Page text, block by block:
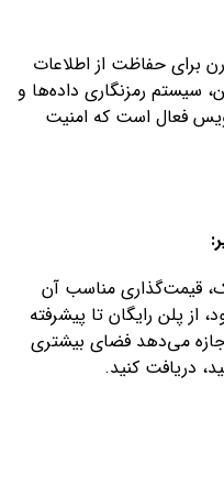
برای حفاظت از اطلاعات
سیستم رمزنگاری داده‌ها و
فعال است که امنیت
قیمت‌گذاری مناسب آن
از پلن‌ رایگان تا پیشرفته
می‌دهد فضای بیشتری
دریافت کنید.